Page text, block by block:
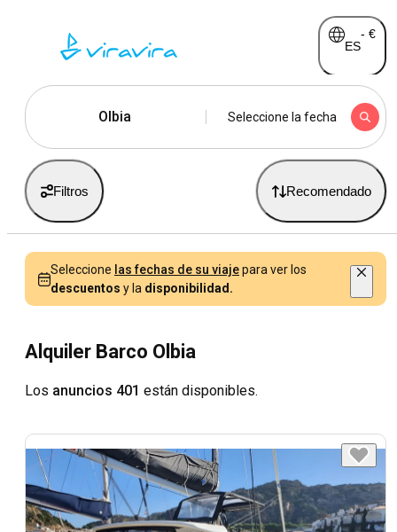
ES
- €
Olbia Seleccione la fecha
Filtros Recomendado
Seleccione las fechas de su viajepara ver los
descuentos y la disponibilidad.
Alquiler Barco Olbia
Los anuncios 401 están disponibles.